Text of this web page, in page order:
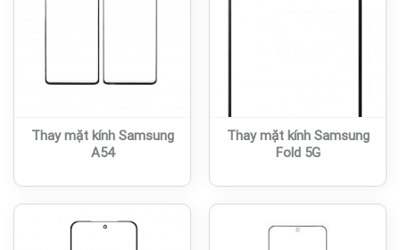
Thay mặt kính Samsung
A54
Thay mặt kính Samsung
Fold 5G